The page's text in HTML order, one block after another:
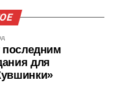
последним
для